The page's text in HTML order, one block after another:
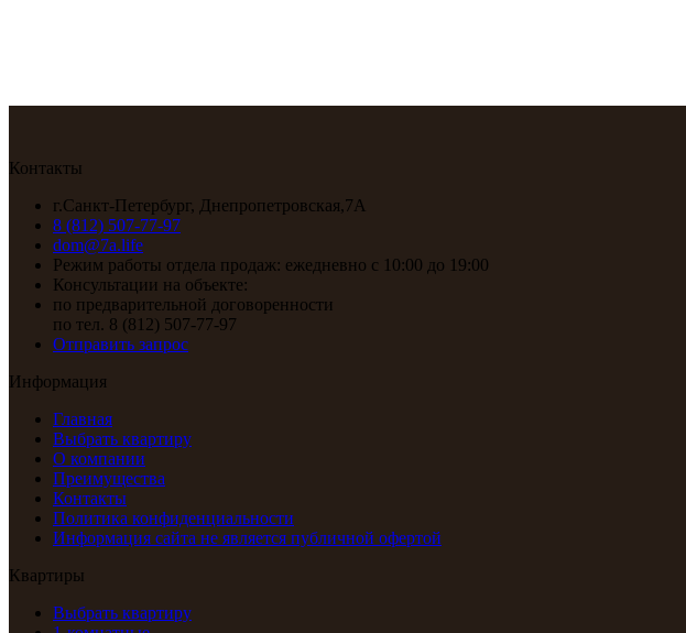
Контакты
г.Санкт-Петербург, Днепропетровская,7А
8 (812) 507-77-97
dom@7a.life
Режим работы отдела продаж: ежедневно с 10:00 до 19:00
Консультации на объекте:
по предварительной договоренности
по тел. 8 (812) 507-77-97
Отправить запрос
Информация
Главная
Выбрать квартиру
О компании
Преимущества
Контакты
Политика конфиденциальности
Информация сайта не является публичной офертой
Квартиры
Выбрать квартиру